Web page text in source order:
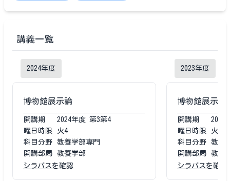
講義一覧
2024年度
博物館展示論
開講期 2024年度 第3第4
曜日時限
火4
科目分野
教養学部専門
開講部局
教養学部
シラバスを確認
2023年度
博物館展示論
開講期 2023
曜日時限
火4
科目分野
教養
開講部局
教養
シラバスを確認